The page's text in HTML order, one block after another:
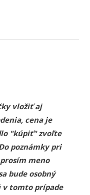
vložiť aj
cena je
"kúpiť" zvoľte
poznámky pri
meno
bude osobný
v tomto prípade